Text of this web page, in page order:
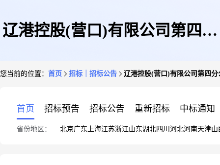
辽港控股(营口)有限公司第四分
您当前的位置： 首页 招标｜招标公告 辽港控股(营口)有限公司第四
首页 招标预告 招标公告 重新招标 中标通知
省份地区： 北京广东 上海江苏浙江山东湖北四川 河北河南天津山